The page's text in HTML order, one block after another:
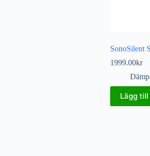
SonoSilent
1999.00kr
Lägg